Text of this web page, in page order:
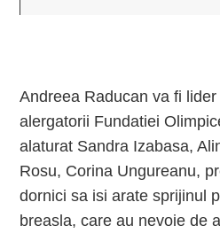
Andreea Raducan va fi
alergatorii Fundatiei
alaturat Sandra Izabasa,
Rosu, Corina Ungureanu,
dornici sa isi arate sprijinul
breasla, care au nevoie de